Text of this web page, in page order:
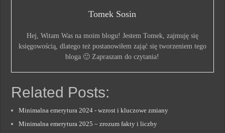
Tomek Sosin
Hej, Witam Was na moim blogu! Jestem Tomek, zajmuję się
księgowością, dlatego też postanowiłem zająć się tworzeniem tego
bloga 🙂 Zapraszam do czytania!
Related Posts:
Minimalna emerytura 2024 - wzrost i kluczowe zmiany
Minimalna emerytura 2025 – zrozum fakty i liczby